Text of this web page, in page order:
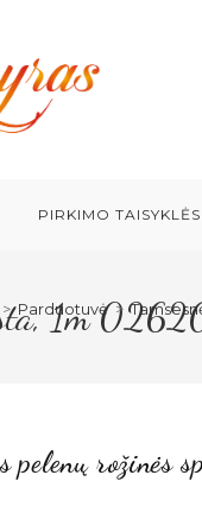
PIRKIMO TAISYKLĖS
1m
> Parduotuvė >
pelenų